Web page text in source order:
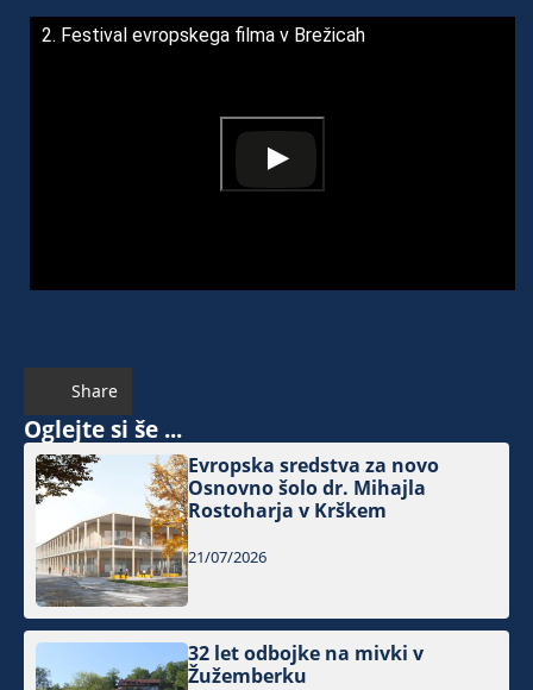
2. Festival evropskega filma v Brežicah
Share
Oglejte si še ...
Evropska sredstva za novo
Osnovno šolo dr. Mihajla
Rostoharja v Krškem
21/07/2026
32 let odbojke na mivki v
Žužemberku